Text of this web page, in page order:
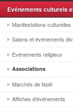
Evénements culturels
Manifestations culturelles
Salons et événements
Evènements religieux
Associations
Marchés de Noël
Affiches d'événements